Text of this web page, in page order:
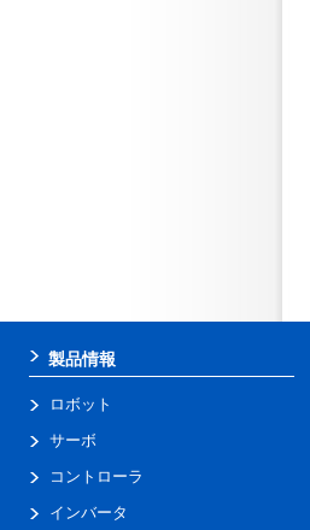
製品情報
ロボット
サーボ
コントローラ
インバータ